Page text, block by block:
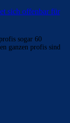
sich offenbar für
sogar 60
ganzen profis sind